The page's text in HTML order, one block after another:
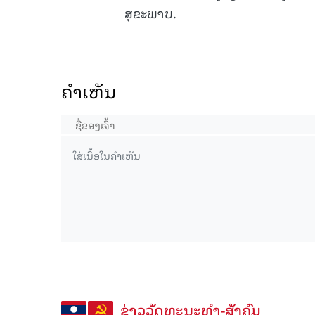
ສຸຂະພາບ.
ຄໍາເຫັນ
ຂ່າວວັດທະນະທຳ-ສັງຄົມ